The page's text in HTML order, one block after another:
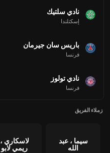
نادي سلتيك
إسكتلندا
باريس سان جيرمان
فرنسا
نادي تولوز
فرنسا
زملاء الفريق
سيما ، عبد
الله
لاسكاري ،
ريمي لابو